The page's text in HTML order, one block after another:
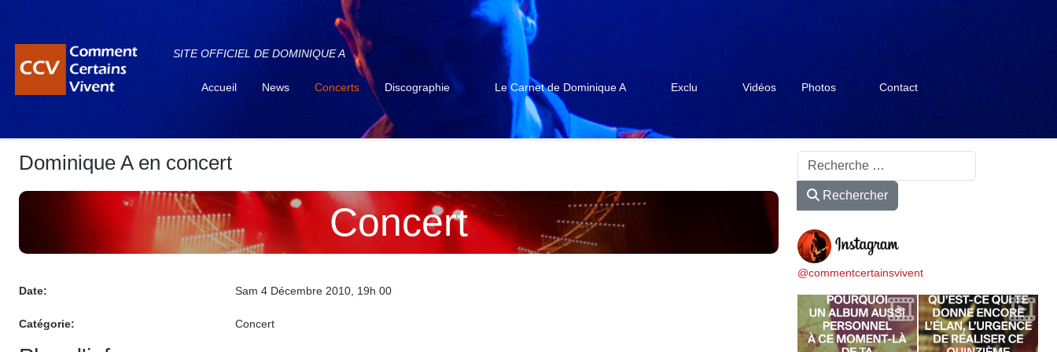
SITE OFFICIEL DE DOMINIQUE A
Accueil News Concerts Discographie Le Carnet de Dominique A Exclu Vidéos Photos Contact
Dominique A en concert
Concert
Date: Sam 4 Décembre 2010, 19h 00
Catégorie: Concert
Rechercher
Rechercher
@commentcertainsvivent